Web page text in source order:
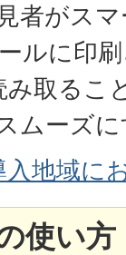
者がスマ
ルに印
取るこ
ムーズ
入地域に
使い